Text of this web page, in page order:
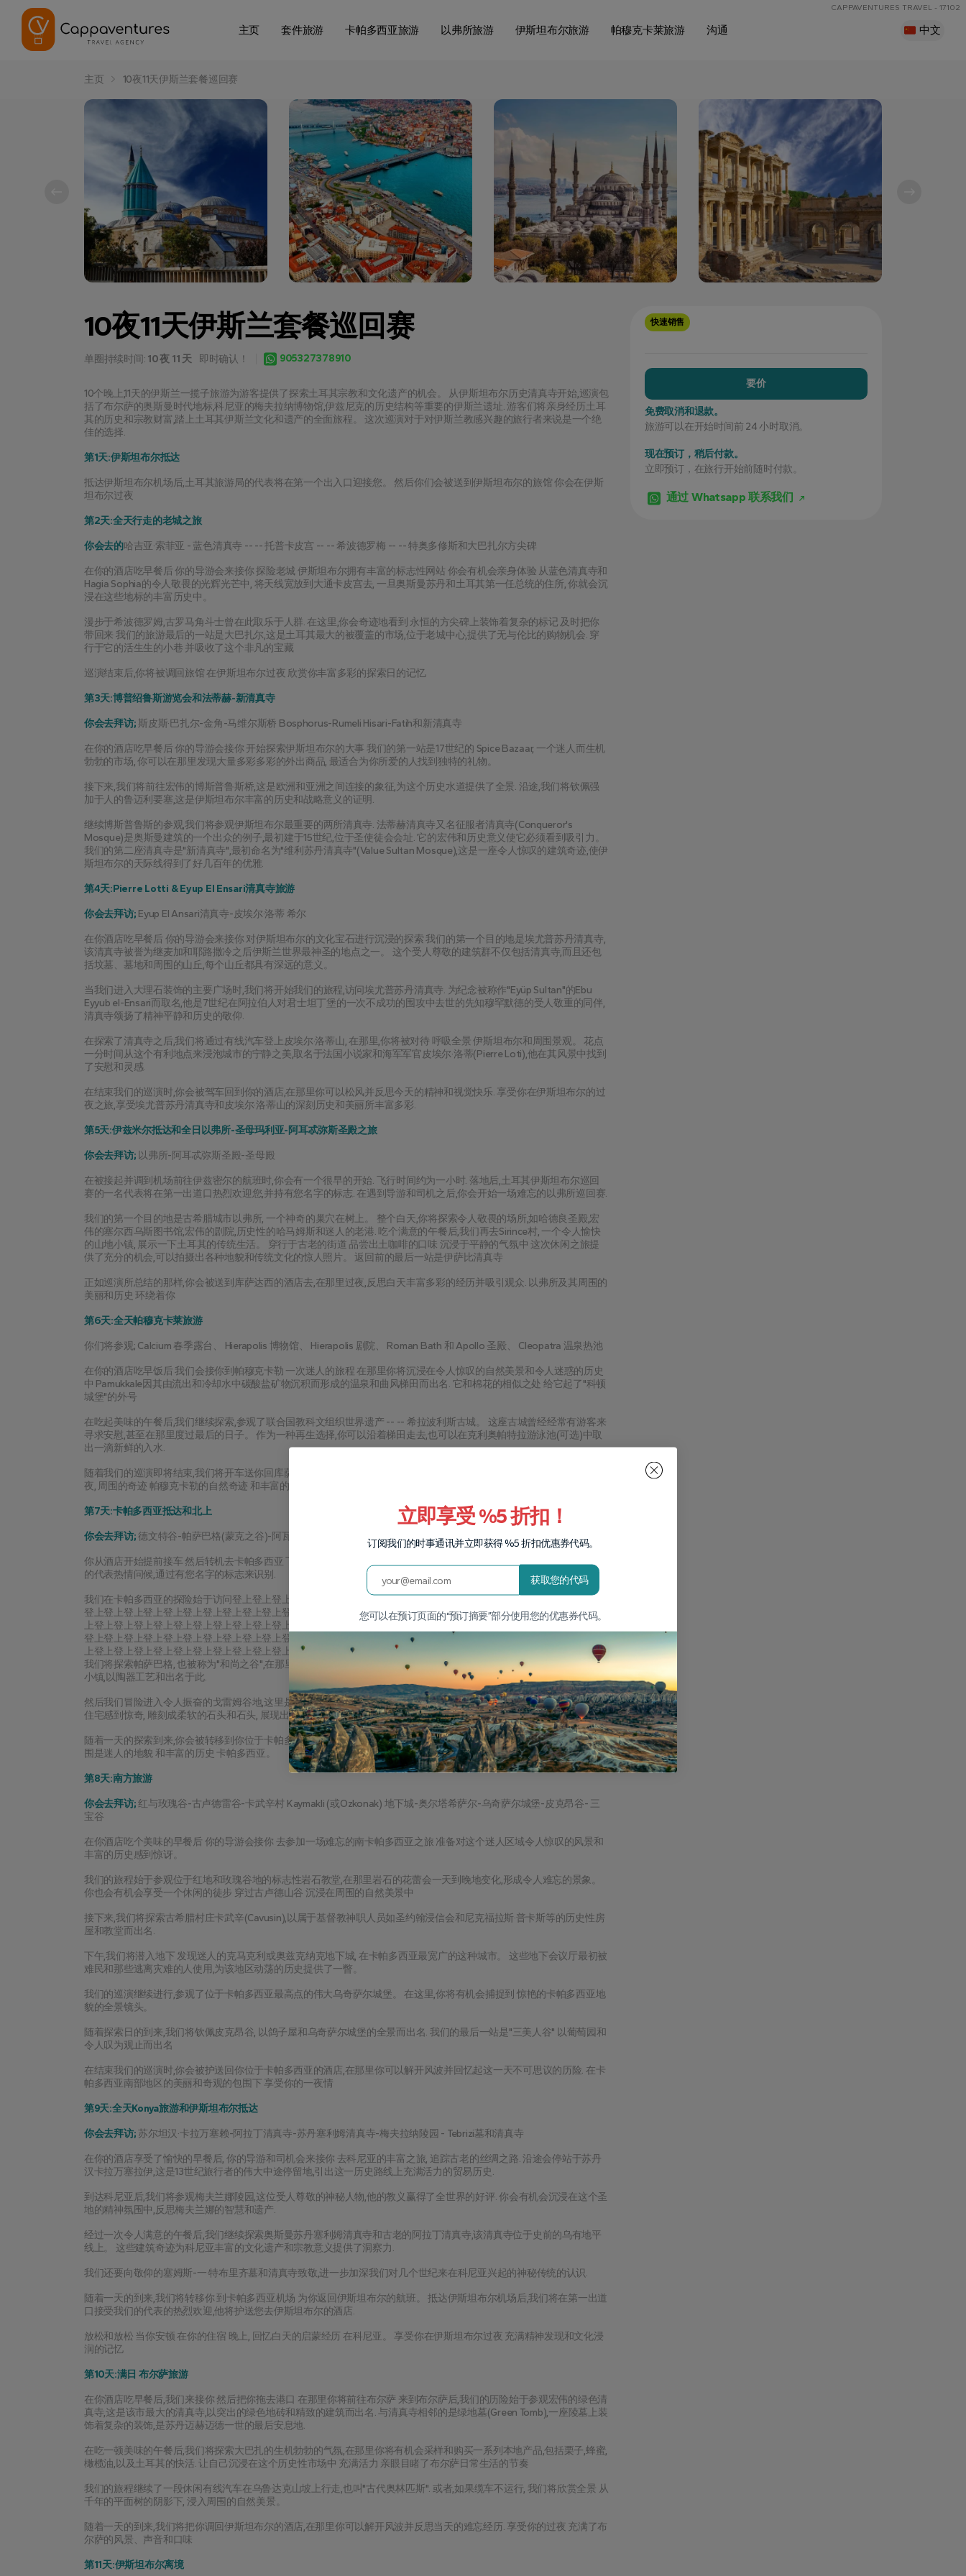
CAPPAVENTURES TRAVEL - 17102
主页 套件旅游 卡帕多西亚旅游 以弗所旅游 伊斯坦布尔旅游 帕穆克卡莱旅游 沟通 中文
主页 10夜11天伊斯兰套餐巡回赛
10夜11天伊斯兰套餐巡回赛
单圈持续时间: 10 夜 11 天 即时确认！ 905327378910
10个晚上,11天的伊斯兰一揽子旅游为游客提供了探索土耳其宗教和文化遗产的机会。 从伊斯坦布尔历史清真寺开始,巡演包
括了布尔萨的奥斯曼时代地标,科尼亚的梅夫拉纳博物馆,伊兹尼克的历史结构等重要的伊斯兰遗址. 游客们将亲身经历土耳
其的历史和宗教财富,踏上土耳其伊斯兰文化和遗产的全面旅程。 这次巡演对于对伊斯兰教感兴趣的旅行者来说是一个绝
佳的选择.
第1天:伊斯坦布尔抵达
抵达伊斯坦布尔机场后,土耳其旅游局的代表将在第一个出入口迎接您。 然后你们会被送到伊斯坦布尔的旅馆 你会在伊斯
坦布尔过夜
第2天:全天行走的老城之旅
你会去的哈吉亚·索菲亚 - 蓝色清真寺 -- -- 托普卡皮宫 -- -- 希波德罗梅 -- -- 特奥多修斯和大巴扎尔方尖碑
在你的酒店吃早餐后 你的导游会来接你 探险老城 伊斯坦布尔拥有丰富的标志性网站 你会有机会亲身体验 从蓝色清真寺和
Hagia Sophia的令人敬畏的光辉光芒中, 将天线宽放到大通卡皮宫去, 一旦奥斯曼苏丹和土耳其第一任总统的住所, 你就会沉
浸在这些地标的丰富历史中。
漫步于希波德罗姆,古罗马角斗士曾在此取乐于人群. 在这里,你会奇迹地看到 永恒的方尖碑上装饰着复杂的标记 及时把你
带回来 我们的旅游最后的一站是大巴扎尔,这是土耳其最大的被覆盖的市场,位于老城中心,提供了无与伦比的购物机会. 穿
行于它的活生生的小巷 并吸收了这个非凡的宝藏
巡演结束后,你将被调回旅馆 在伊斯坦布尔过夜 欣赏你丰富多彩的探索日的记忆
第3天:博普绍鲁斯游览会和法蒂赫-新清真寺
你会去拜访; 斯皮斯·巴扎尔-金角-马维尔斯桥 Bosphorus-Rumeli Hisari-Fatih和新清真寺
在你的酒店吃早餐后 你的导游会接你 开始探索伊斯坦布尔的大事 我们的第一站是17世纪的 Spice Bazaar, 一个迷人而生机
勃勃的市场, 你可以在那里发现大量多彩多彩的外出商品, 最适合为你所爱的人找到独特的礼物。
接下来,我们将前往宏伟的博斯普鲁斯桥,这是欧洲和亚洲之间连接的象征,为这个历史水道提供了全景. 沿途,我们将钦佩强
加于人的鲁迈利要塞,这是伊斯坦布尔丰富的历史和战略意义的证明.
继续博斯普鲁斯的参观,我们将参观伊斯坦布尔最重要的两所清真寺. 法蒂赫清真寺又名征服者清真寺(Conqueror's
Mosque)是奥斯曼建筑的一个出众的例子,最初建于15世纪,位于圣使徒会会址. 它的宏伟和历史意义使它必须看到吸引力。
我们的第二座清真寺是"新清真寺",最初命名为"维利苏丹清真寺"(Value Sultan Mosque),这是一座令人惊叹的建筑奇迹,使伊
斯坦布尔的天际线得到了好几百年的优雅.
第4天:Pierre Lotti & Eyup El Ensari清真寺旅游
你会去拜访; Eyup El Ansari清真寺-皮埃尔·洛蒂 希尔
在你酒店吃早餐后 你的导游会来接你 对伊斯坦布尔的文化宝石进行沉浸的探索 我们的第一个目的地是埃尤普苏丹清真寺,
该清真寺被誉为继麦加和耶路撒冷之后伊斯兰世界最神圣的地点之一。 这个受人尊敬的建筑群不仅包括清真寺,而且还包
括坟墓、墓地和周围的山丘,每个山丘都具有深远的意义。
当我们进入大理石装饰的主要广场时,我们将开始我们的旅程,访问埃尤普苏丹清真寺. 为纪念被称作"Eyüp Sultan"的Ebu
Eyyub el-Ensari而取名,他是7世纪在阿拉伯人对君士坦丁堡的一次不成功的围攻中去世的先知穆罕默德的受人敬重的同伴,
清真寺颂扬了精神平静和历史的敬仰.
在探索了清真寺之后,我们将通过有线汽车登上皮埃尔·洛蒂山, 在那里,你将被对待 呼吸全景 伊斯坦布尔和周围景观。 花点
一分时间从这个有利地点来浸泡城市的宁静之美,取名于法国小说家和海军军官皮埃尔·洛蒂(Pierre Loti),他在其风景中找到
了安慰和灵感.
在结束我们的巡演时,你会被驾车回到你的酒店,在那里你可以松风并反思今天的精神和视觉快乐. 享受你在伊斯坦布尔的过
夜之旅,享受埃尤普苏丹清真寺和皮埃尔·洛蒂山的深刻历史和美丽所丰富多彩.
第5天:伊兹米尔抵达和全日以弗所-圣母玛利亚-阿耳忒弥斯圣殿之旅
你会去拜访; 以弗所-阿耳忒弥斯圣殿-圣母殿
在被接起并调到机场前往伊兹密尔的航班时,你会有一个很早的开始. 飞行时间约为一小时. 落地后,土耳其伊斯坦布尔巡回
赛的一名代表将在第一出道口热烈欢迎您,并持有您名字的标志. 在遇到导游和司机之后,你会开始一场难忘的以弗所巡回赛.
我们的第一个目的地是古希腊城市以弗所, 一个神奇的巢穴在树上。 整个白天,你将探索令人敬畏的场所,如哈德良圣殿,宏
伟的塞尔西乌斯图书馆,宏伟的剧院,历史性的哈马姆斯和迷人的老港. 吃个满意的午餐后,我们再去Sirince村, 一个令人愉快
的山地小镇, 展示一下土耳其的传统生活。 穿行于古老的街道 品尝出土咖啡的口味 沉浸于平静的气氛中 这次休闲之旅提
供了充分的机会,可以拍摄出各种地貌和传统文化的惊人照片。 返回前的最后一站是伊萨比清真寺
正如巡演所总结的那样,你会被送到库萨达西的酒店去,在那里过夜,反思白天丰富多彩的经历并吸引观众. 以弗所及其周围的
美丽和历史 环绕着你
第6天:全天帕穆克卡莱旅游
你们将参观; Calcium 春季露台、 Hierapolis 博物馆、 Hierapolis 剧院、 Roman Bath 和 Apollo 圣殿、 Cleopatra 温泉热池
在你的酒店吃早饭后 我们会接你到帕穆克卡勒 一次迷人的旅程 在那里你将沉浸在令人惊叹的自然美景和令人迷惑的历史
中 Pamukkale因其由流出和冷却水中碳酸盐矿物沉积而形成的温泉和曲风梯田而出名. 它和棉花的相似之处 给它起了"科顿
城堡"的外号
在吃起美味的午餐后,我们继续探索,参观了联合国教科文组织世界遗产 -- -- 希拉波利斯古城。 这座古城曾经经常有游客来
寻求安慰,甚至在那里度过最后的日子。 作为一种再生选择,你可以沿着梯田走去,也可以在克利奥帕特拉游泳池(可选)中取
出一滴新鲜的入水.
随着我们的巡演即将结束,我们将开车送你回库萨达西的酒店,在那里你可以松风并反思这一天令人难忘的经历. 享受你的过
夜, 周围的奇迹 帕穆克卡勒的自然奇迹 和丰富的历史 希拉波利斯。
第7天:卡帕多西亚抵达和北上
你会去拜访; 德文特谷-帕萨巴格(蒙克之谷)-阿瓦诺斯-高雷姆与开放 航空博物馆
你从酒店开始提前接车 然后转机去卡帕多西亚 飞行时间约为一小时. 抵达后,您将在第一出道口由土耳其伊斯坦布尔巡回赛
的代表热情问候,通过有您名字的标志来识别.
我们在卡帕多西亚的探险始于访问登上登上登上登上登上登上登上登上登上登上登上登上登上登上登上登上登上登上登上
登上登上登上登上登上登上登上登上登上登上登上登上登上登上登上登上登上登上登上登上登上登上登上登上登上登上登
上登上登上登上登上登上登上登上登上登上登上登上登上登上登上登上登上登上登上登上登上登上登上登上登上登上登上
登上登上登上登上登上登上登上登上登上登上登上登上登上登上登上登上登上登上登上登上登上登上登上登上登上登上登
上登上登上登上登上登上登上登上登上登上登上登上登上登上登上登上登上登上登上登上登上登上登上登上登上 接下来,
我们将探索帕萨巴格, 也被称为"和尚之谷",在那里你会迷上 奇特的岩石构造, 点缀地貌。 我们的旅程继续到迷人的阿瓦诺斯
小镇,以陶器工艺和出名于此.
然后我们冒险进入令人振奋的戈雷姆谷地,这里是著名的戈雷姆开放航空博物馆. 在这里,你会对古老的教堂和早期的基督教
住宅感到惊奇, 雕刻成柔软的石头和石头, 展现出几千年的历史。
随着一天的探索到来,你会被转移到你位于卡帕多西亚的酒店去,在那里你可以放松并反思你遇到的奇迹. 享受你的过夜, 周
围是迷人的地貌 和丰富的历史 卡帕多西亚。
第8天:南方旅游
你会去拜访; 红与玫瑰谷-古卢德雷谷-卡武辛村 Kaymakli (或Ozkonak) 地下城-奥尔塔希萨尔-乌奇萨尔城堡-皮克昂谷- 三
宝谷
在你酒店吃个美味的早餐后 你的导游会接你 去参加一场难忘的南卡帕多西亚之旅 准备对这个迷人区域令人惊叹的风景和
丰富的历史感到惊讶。
我们的旅程始于参观位于红地和玫瑰谷地的标志性岩石教堂,在那里岩石的花蕾会一天到晚地变化,形成令人难忘的景象。
你也会有机会享受一个休闲的徒步 穿过古卢德山谷 沉浸在周围的自然美景中
接下来,我们将探索古希腊村庄卡武辛(Cavusin),以属于基督教神职人员如圣约翰浸信会和尼克福拉斯·普卡斯等的历史性房
屋和教堂而出名.
下午,我们将潜入地下 发现迷人的克马克利或奥兹克纳克地下城, 在卡帕多西亚最宽广的这种城市。 这些地下会议厅最初被
难民和那些逃离灾难的人使用,为该地区动荡的历史提供了一瞥。
我们的巡演继续进行,参观了位于卡帕多西亚最高点的伟大乌奇萨尔城堡。 在这里,你将有机会捕捉到 惊艳的卡帕多西亚地
貌的全景镜头。
随着探索日的到来,我们将钦佩皮克昂谷, 以鸽子屋和乌奇萨尔城堡的全景而出名. 我们的最后一站是"三美人谷" 以葡萄园和
令人叹为观止而出名
在结束我们的巡演时,你会被护送回你位于卡帕多西亚的酒店,在那里你可以解开风波并回忆起这一天不可思议的历险. 在卡
帕多西亚南部地区的美丽和奇观的包围下 享受你的一夜情
第9天:全天Konya旅游和伊斯坦布尔抵达
你会去拜访; 苏尔坦汉·卡拉万塞赖-阿拉丁清真寺-苏丹塞利姆清真寺-梅夫拉纳陵园 - Tebrizi墓和清真寺
在你的酒店享受了愉快的早餐后, 你的导游和司机会来接你 去科尼亚的丰富之旅, 追踪古老的丝绸之路. 沿途会停站于苏丹
汉卡拉万塞拉伊,这是13世纪旅行者的伟大中途停留地,引出这一历史路线上充满活力的贸易历史.
到达科尼亚后,我们将参观梅夫兰娜陵园,这位受人尊敬的神秘人物,他的教义赢得了全世界的好评. 你会有机会沉浸在这个圣
地的精神氛围中,反思梅夫兰娜的智慧和遗产.
经过一次令人满意的午餐后,我们继续探索奥斯曼苏丹塞利姆清真寺和古老的阿拉丁清真寺,该清真寺位于史前的乌有地平
线上。 这些建筑奇迹为科尼亚丰富的文化遗产和宗教意义提供了洞察力.
我们还要向敬仰的塞姆斯-一·特布里齐墓和清真寺致敬,进一步加深我们对几个世纪来在科尼亚兴起的神秘传统的认识.
随着一天的到来,我们将转移你 到卡帕多西亚机场 为你返回伊斯坦布尔的航班。 抵达伊斯坦布尔机场后,我们将在第一出道
口接受我们的代表的热烈欢迎,他将护送您去伊斯坦布尔的酒店.
放松和放松 当你安顿 在你的住宿 晚上, 回忆白天的启蒙经历 在科尼亚。 享受你在伊斯坦布尔过夜 充满精神发现和文化浸
润的记忆
第10天:满日 布尔萨旅游
在你酒店吃早餐后,我们来接你 然后把你拖去港口 在那里你将前往布尔萨 来到布尔萨后,我们的历险始于参观宏伟的绿色清
真寺,这是该市最大的清真寺,以突出的绿色地砖和精致的建筑而出名. 与清真寺相邻的是绿地墓(Green Tomb),一座陵墓上装
饰着复杂的装饰,是苏丹迈赫迈德一世的最后安息地.
在吃一顿美味的午餐后,我们将探索大巴扎的生机勃勃的气氛,在那里你将有机会采样和购买一系列本地产品,包括栗子,蜂蜜,
橄榄油,以及土耳其的快活. 让自己沉浸在这个历史性市场中 充满活力 亲眼目睹了布尔萨日常生活的节奏
我们的旅程继续了一段休闲有线汽车在乌鲁达克山坡上行走,也叫"古代奥林匹斯". 或者,如果缆车不运行, 我们将欣赏全景 从
千年的平面树的阴影下, 浸入周围的自然美景。
随着一天的到来,我们将把你调回伊斯坦布尔的酒店,在那里你可以解开风波并反思当天的难忘经历. 享受你的过夜 充满了布
尔萨的风景、声音和口味
第11天:伊斯坦布尔离境
快速销售
要价
免费取消和退款。
旅游可以在开始时间前 24 小时取消。
现在预订，稍后付款。
立即预订，在旅行开始前随时付款。
通过 Whatsapp 联系我们
立即享受 %5 折扣！
订阅我们的时事通讯并立即获得 %5 折扣优惠券代码。
获取您的代码
您可以在预订页面的“预订摘要”部分使用您的优惠券代码。